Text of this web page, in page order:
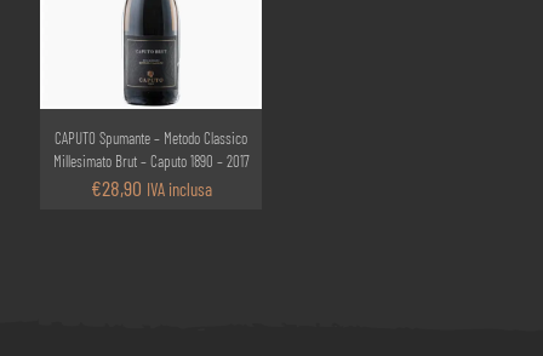
CAPUTO Spumante – Metodo Classico
Millesimato Brut – Caputo 1890 – 2017
€28,90 IVA inclusa